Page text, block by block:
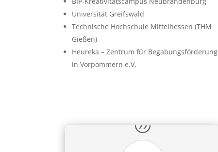
Universität Greifswald
Technische Hochschule Mittelhessen (THM
Gießen)
Heureka – Zentrum für Begabungsförderung
in Vorpommern e.V.